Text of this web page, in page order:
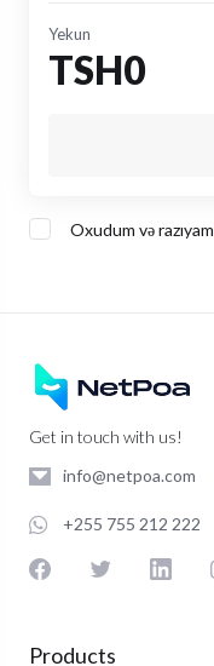
Yekun
TSH0
Oxudum və razıyam
Get in touch with us!
info@netpoa.com
+255 755 212 222
Products